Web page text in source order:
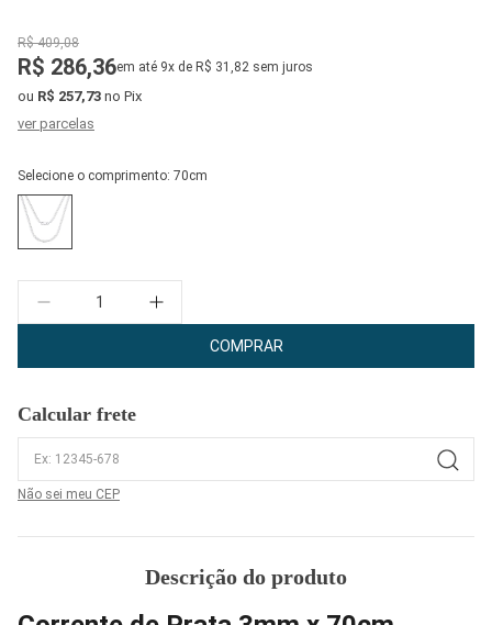
R$ 409,08
R$ 286,36em até 9x de R$ 31,82 sem juros
ou R$ 257,73 no Pix
ver parcelas
Selecione o comprimento: 70cm
Quantidade
COMPRAR
Calcular frete
Não sei meu CEP
Descrição do produto